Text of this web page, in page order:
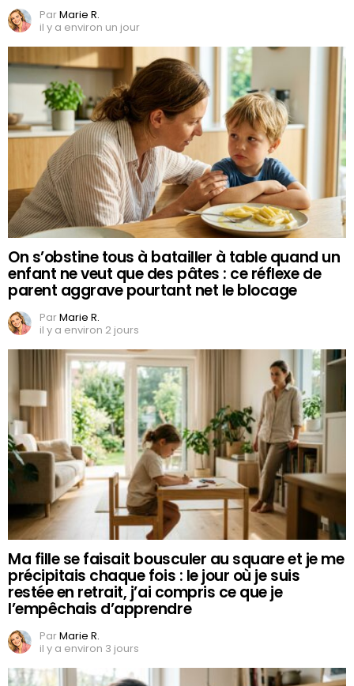
ParMarie R.
il y a environ un jour
On s’obstine tous à batailler à table quand un
enfant ne veut que des pâtes : ce réflexe de
parent aggrave pourtant net le blocage
ParMarie R.
il y a environ 2 jours
Ma fille se faisait bousculer au square et je me
précipitais chaque fois : le jour où je suis
restée en retrait, j’ai compris ce que je
l’empêchais d’apprendre
ParMarie R.
il y a environ 3 jours